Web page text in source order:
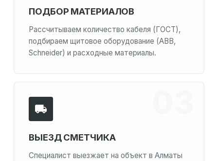
ПОДБОР МАТЕРИАЛОВ
Рассчитываем количество кабеля (ГОСТ),
подбираем щитовое оборудование (ABB,
Schneider) и расходные материалы.
ВЫЕЗД СМЕТЧИКА
Специалист выезжает на объект в Алматы